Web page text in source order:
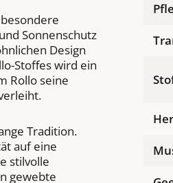
Sonnenschutz
Design
Stoffes wird ein
Rollo seine
Tradition.
auf eine
stilvolle
gewebte